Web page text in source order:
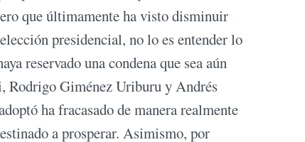
que últimamente ha visto disminuir
presidencial, no lo es entender lo
reservado una condena que sea aún
Rodrigo Giménez Uriburu y Andrés
ha fracasado de manera realmente
a prosperar. Asimismo, por